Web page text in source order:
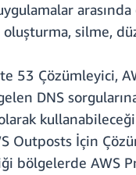
silme,
53 Çözümleyici,
DNS
Outposts İçin
bölgelerde AWS